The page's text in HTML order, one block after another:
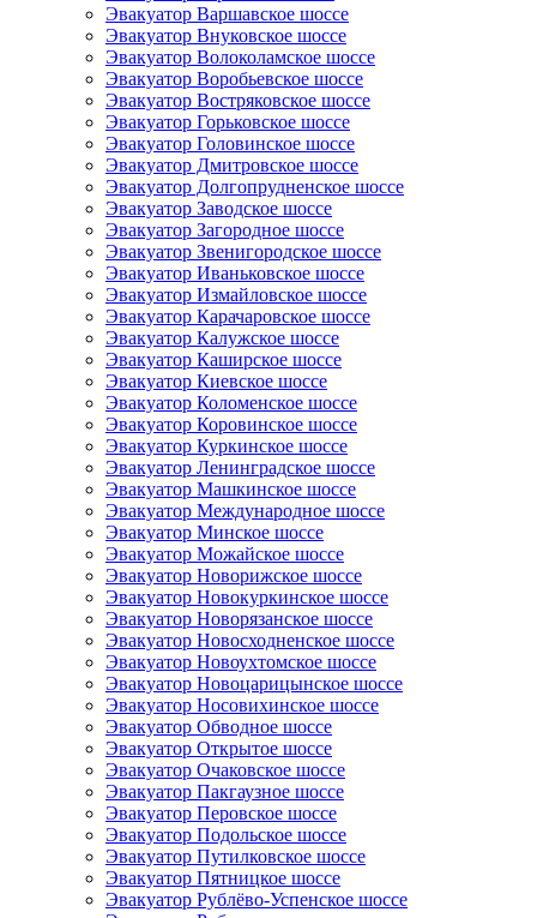
Эвакуатор Варшавское шоссе
Эвакуатор Внуковское шоссе
Эвакуатор Волоколамское шоссе
Эвакуатор Воробьевское шоссе
Эвакуатор Востряковское шоссе
Эвакуатор Горьковское шоссе
Эвакуатор Головинское шоссе
Эвакуатор Дмитровское шоссе
Эвакуатор Долгопрудненское шоссе
Эвакуатор Заводское шоссе
Эвакуатор Загородное шоссе
Эвакуатор Звенигородское шоссе
Эвакуатор Иваньковское шоссе
Эвакуатор Измайловское шоссе
Эвакуатор Карачаровское шоссе
Эвакуатор Калужское шоссе
Эвакуатор Каширское шоссе
Эвакуатор Киевское шоссе
Эвакуатор Коломенское шоссе
Эвакуатор Коровинское шоссе
Эвакуатор Куркинское шоссе
Эвакуатор Ленинградское шоссе
Эвакуатор Машкинское шоссе
Эвакуатор Международное шоссе
Эвакуатор Минское шоссе
Эвакуатор Можайское шоссе
Эвакуатор Новорижское шоссе
Эвакуатор Новокуркинское шоссе
Эвакуатор Новорязанское шоссе
Эвакуатор Новосходненское шоссе
Эвакуатор Новоухтомское шоссе
Эвакуатор Новоцарицынское шоссе
Эвакуатор Носовихинское шоссе
Эвакуатор Обводное шоссе
Эвакуатор Открытое шоссе
Эвакуатор Очаковское шоссе
Эвакуатор Пакгаузное шоссе
Эвакуатор Перовское шоссе
Эвакуатор Подольское шоссе
Эвакуатор Путилковское шоссе
Эвакуатор Пятницкое шоссе
Эвакуатор Рублёво-Успенское шоссе